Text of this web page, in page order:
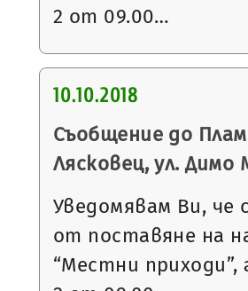
2 от 09.00…
10.10.2018
Съобщение до
Лясковец, ул.
Уведомявам Ви, че
от поставяне на
“Местни